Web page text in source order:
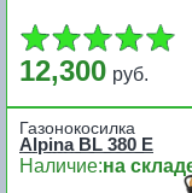
12,300 руб.
Газонокосилка
Alpina BL 380 E
Наличие:на